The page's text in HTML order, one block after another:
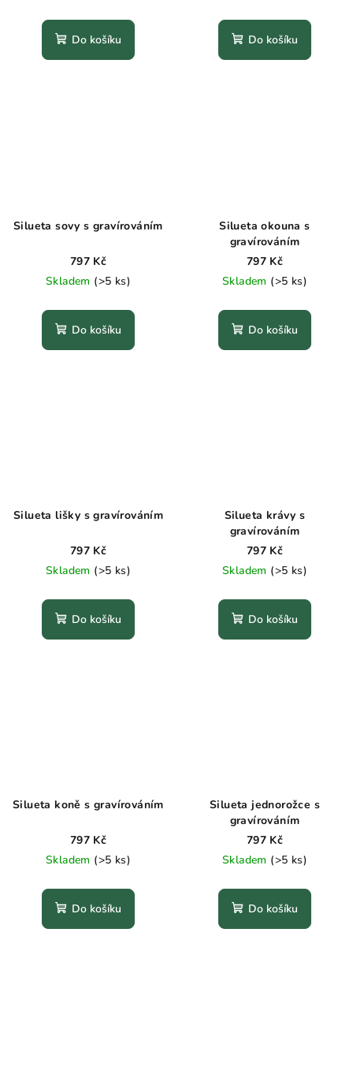
Do košíku Do košíku
Silueta sovy s gravírováním
797 Kč
Skladem (>5 ks)
Do košíku
Silueta okouna s
gravírováním
797 Kč
Skladem (>5 ks)
Do košíku
Silueta lišky s gravírováním
797 Kč
Skladem (>5 ks)
Do košíku
Silueta krávy s
gravírováním
797 Kč
Skladem (>5 ks)
Do košíku
Silueta koně s gravírováním
797 Kč
Skladem (>5 ks)
Do košíku
Silueta jednorožce s
gravírováním
797 Kč
Skladem (>5 ks)
Do košíku